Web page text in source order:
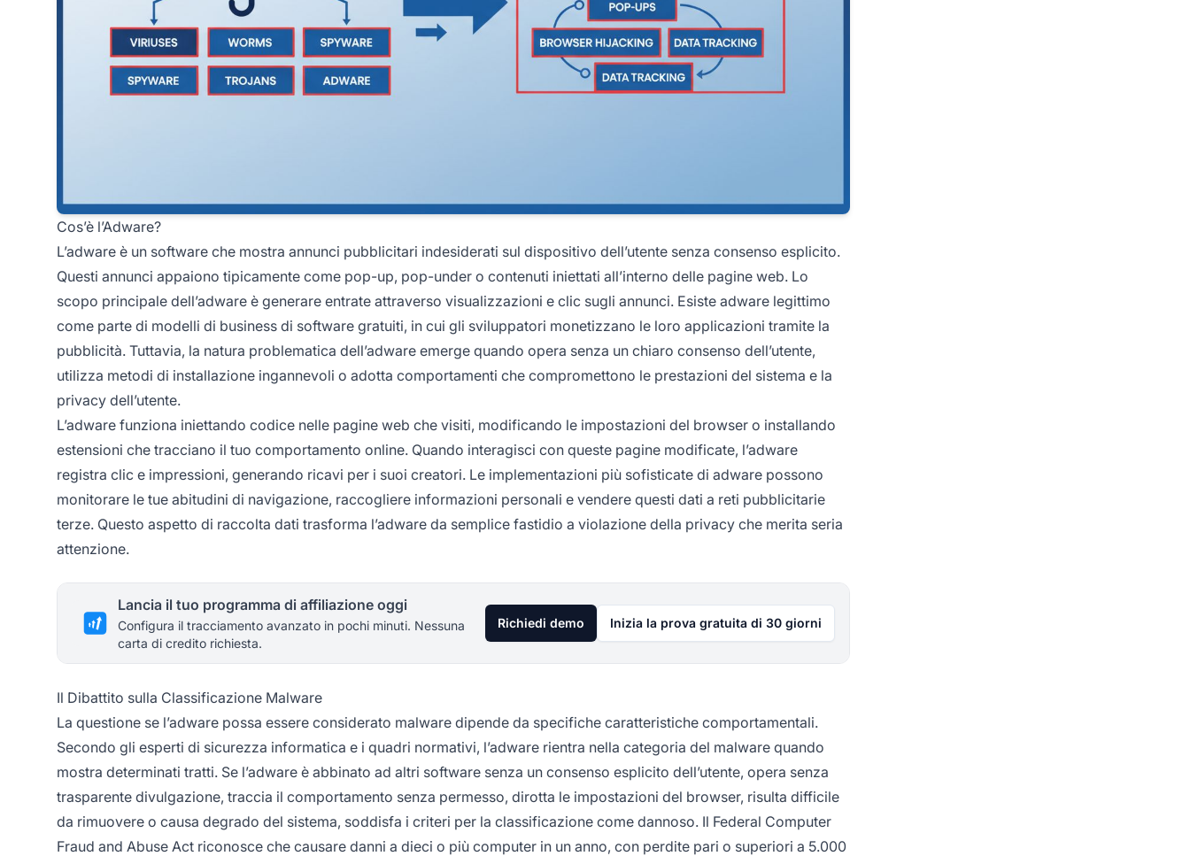
Cos’è l’Adware?
L’adware è un software che mostra annunci pubblicitari indesiderati sul dispositivo dell’utente senza consenso esplicito.
Questi annunci appaiono tipicamente come pop-up, pop-under o contenuti iniettati all’interno delle pagine web. Lo
scopo principale dell’adware è generare entrate attraverso visualizzazioni e clic sugli annunci. Esiste adware legittimo
come parte di modelli di business di software gratuiti, in cui gli sviluppatori monetizzano le loro applicazioni tramite la
pubblicità. Tuttavia, la natura problematica dell’adware emerge quando opera senza un chiaro consenso dell’utente,
utilizza metodi di installazione ingannevoli o adotta comportamenti che compromettono le prestazioni del sistema e la
privacy dell’utente.
L’adware funziona iniettando codice nelle pagine web che visiti, modificando le impostazioni del browser o installando
estensioni che tracciano il tuo comportamento online. Quando interagisci con queste pagine modificate, l’adware
registra clic e impressioni, generando ricavi per i suoi creatori. Le implementazioni più sofisticate di adware possono
monitorare le tue abitudini di navigazione, raccogliere informazioni personali e vendere questi dati a reti pubblicitarie
terze. Questo aspetto di raccolta dati trasforma l’adware da semplice fastidio a violazione della privacy che merita seria
attenzione.
Lancia il tuo programma di affiliazione oggi
Configura il tracciamento avanzato in pochi minuti. Nessuna
carta di credito richiesta.
Richiedi demo Inizia la prova gratuita di 30 giorni
Il Dibattito sulla Classificazione Malware
La questione se l’adware possa essere considerato malware dipende da specifiche caratteristiche comportamentali.
Secondo gli esperti di sicurezza informatica e i quadri normativi, l’adware rientra nella categoria del malware quando
mostra determinati tratti. Se l’adware è abbinato ad altri software senza un consenso esplicito dell’utente, opera senza
trasparente divulgazione, traccia il comportamento senza permesso, dirotta le impostazioni del browser, risulta difficile
da rimuovere o causa degrado del sistema, soddisfa i criteri per la classificazione come dannoso. Il Federal Computer
Fraud and Abuse Act riconosce che causare danni a dieci o più computer in un anno, con perdite pari o superiori a 5.000